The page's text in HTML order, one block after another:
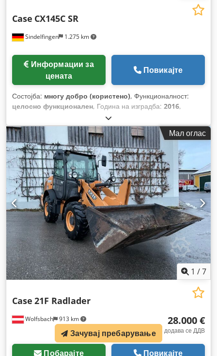
Sindelfingen 1.275 km
Case CX145C SR
цената
Повикајте
Состојба: многу добро (користено), Функционалност:
целосно функционален, Година на изградба: 2016,
Мал оглас
1 /7
Wolfsbach 913 km
Case 21F Radlader
28.000 €
VB додава се ДДВ
Побарајте Повикајте
Зачувај пребарување